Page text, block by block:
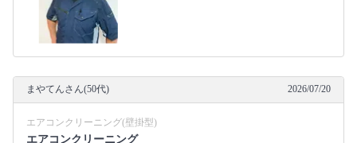
まやてんさん(50代) 2026/07/20
エアコンクリーニング(壁掛型)
エアコンクリーニング